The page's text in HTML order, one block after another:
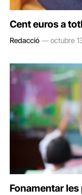
Cent euros a
Redacció octubre
Fonamentar